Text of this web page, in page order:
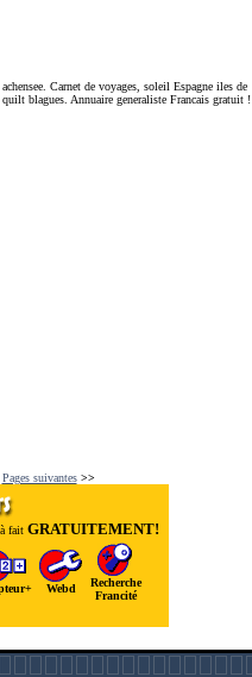
Carnet de voyages, soleil Espagne iles de
blagues. Annuaire generaliste Francais gratuit !
Pages suivantes >>
fait GRATUITEMENT!
Webd
Recherche
Francité